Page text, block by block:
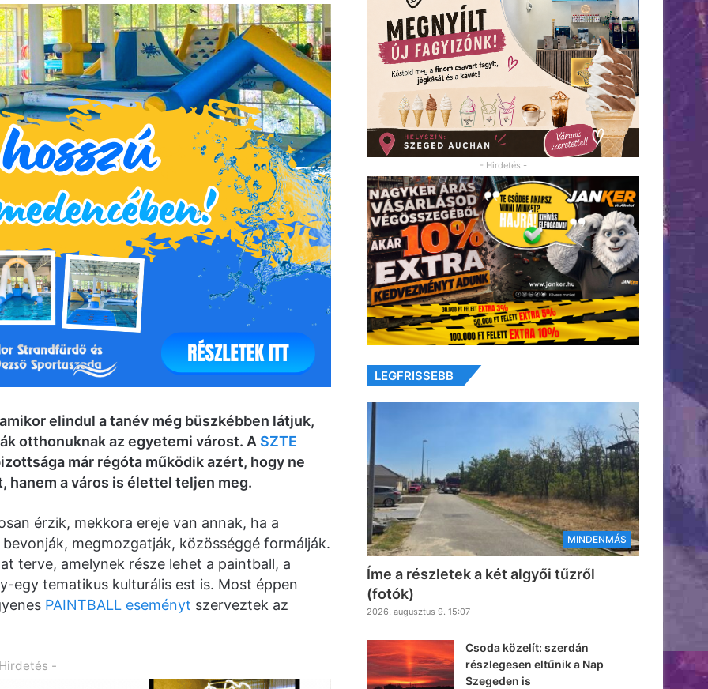
elindul a tanév még büszkébben látjuk,
otthonuknak az egyetemi várost. A SZTE
már régóta működik azért, hogy ne
hanem a város is élettel teljen meg.
érzik, mekkora ereje van annak, ha a
megmozgatják, közösséggé formálják.
terve, amelynek része lehet a paintball, a
egy tematikus kulturális est is. Most éppen
PAINTBALL eseményt szerveztek az
-
- Hirdetés -
LEGFRISSEBB
MINDENMÁS
Íme a részletek a két algyői tűzről
(fotók)
2026, augusztus 9. 15:07
Csoda közelít: szerdán
részlegesen eltűnik a Nap
Szegeden is